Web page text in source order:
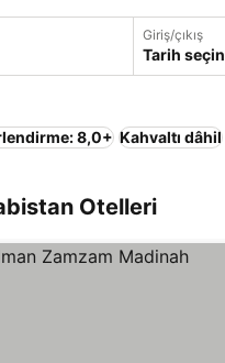
Giriş/çıkış
Tarih seçin
8,0+ Kahvaltı dâhil
Otelleri